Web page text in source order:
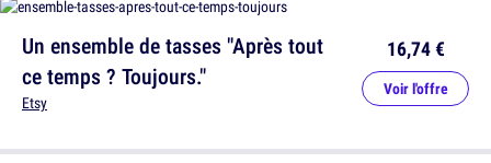
Un ensemble de tasses "Après tout
ce temps ? Toujours."
Etsy
16,74 €
Voir l'offre